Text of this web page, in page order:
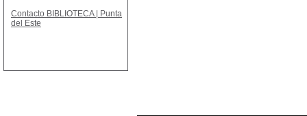
Contacto BIBLIOTECA | Punta
del Este